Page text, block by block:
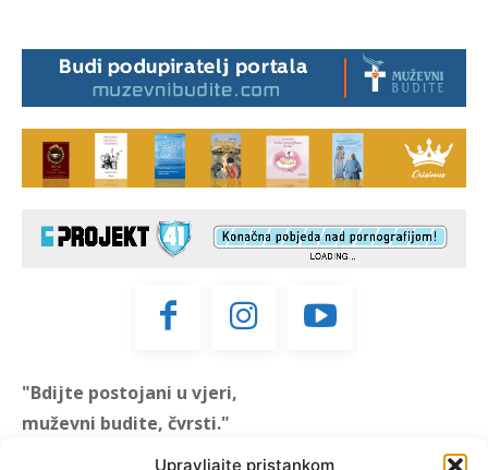
Upravljajte pristankom
"Bdijte postojani u vjeri,
muževni budite, čvrsti."